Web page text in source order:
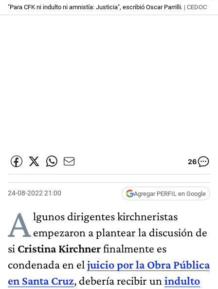
"Para CFK ni indulto ni amnistía: Justicia", escribió Oscar Parrilli. | CEDOC
26
24-08-2022 21:00 Agregar PERFIL en Google
Algunos dirigentes kirchneristas
empezaron a plantear la discusión de
si Cristina Kirchnerfinalmente es
condenada en el juicio por la Obra Pública
en Santa Cruz, debería recibir un indulto